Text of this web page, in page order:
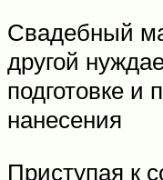
Свадебный
другой
подготовке и
нанесения
Приступая к